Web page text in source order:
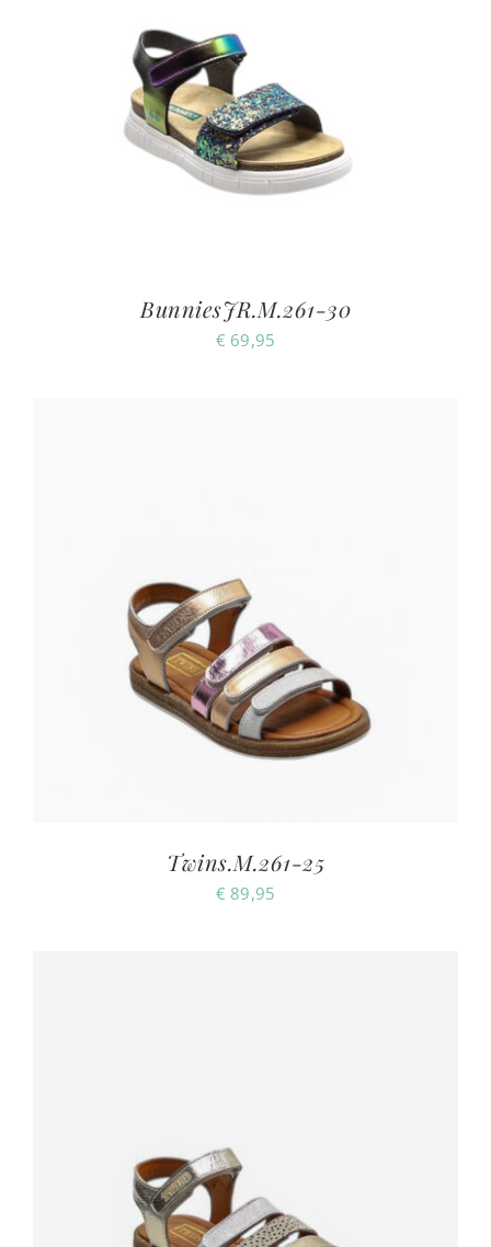
BunniesJR.M.261-30
€ 69,95
Twins.M.261-25
€ 89,95